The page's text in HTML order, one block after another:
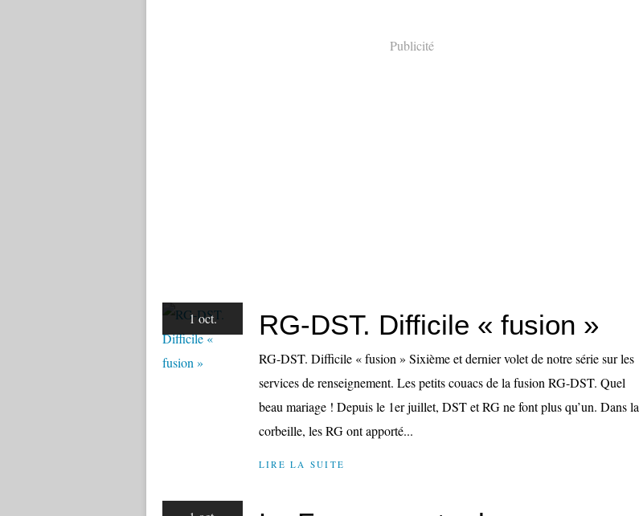
Publicité
1 oct. RG-DST. Difficile « fusion »
RG-DST. Difficile « fusion » Sixième et dernier volet de notre série sur les
services de renseignement. Les petits couacs de la fusion RG-DST. Quel
beau mariage ! Depuis le 1er juillet, DST et RG ne font plus qu’un. Dans la
corbeille, les RG ont apporté...
LIRE LA SUITE